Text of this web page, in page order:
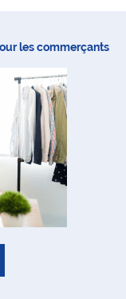
les commerçants